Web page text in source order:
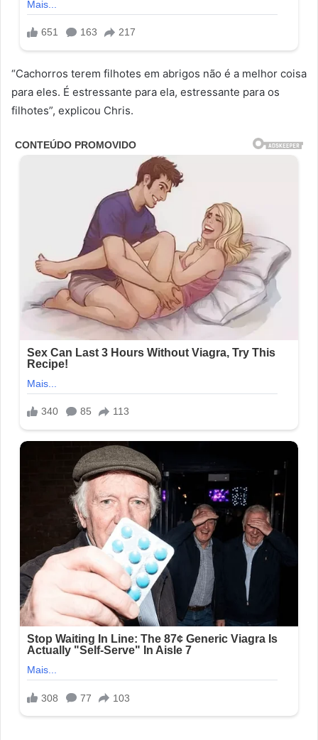
“Cachorros terem filhotes em abrigos não é a melhor coisa
para eles. É estressante para ela, estressante para os
filhotes”, explicou Chris.